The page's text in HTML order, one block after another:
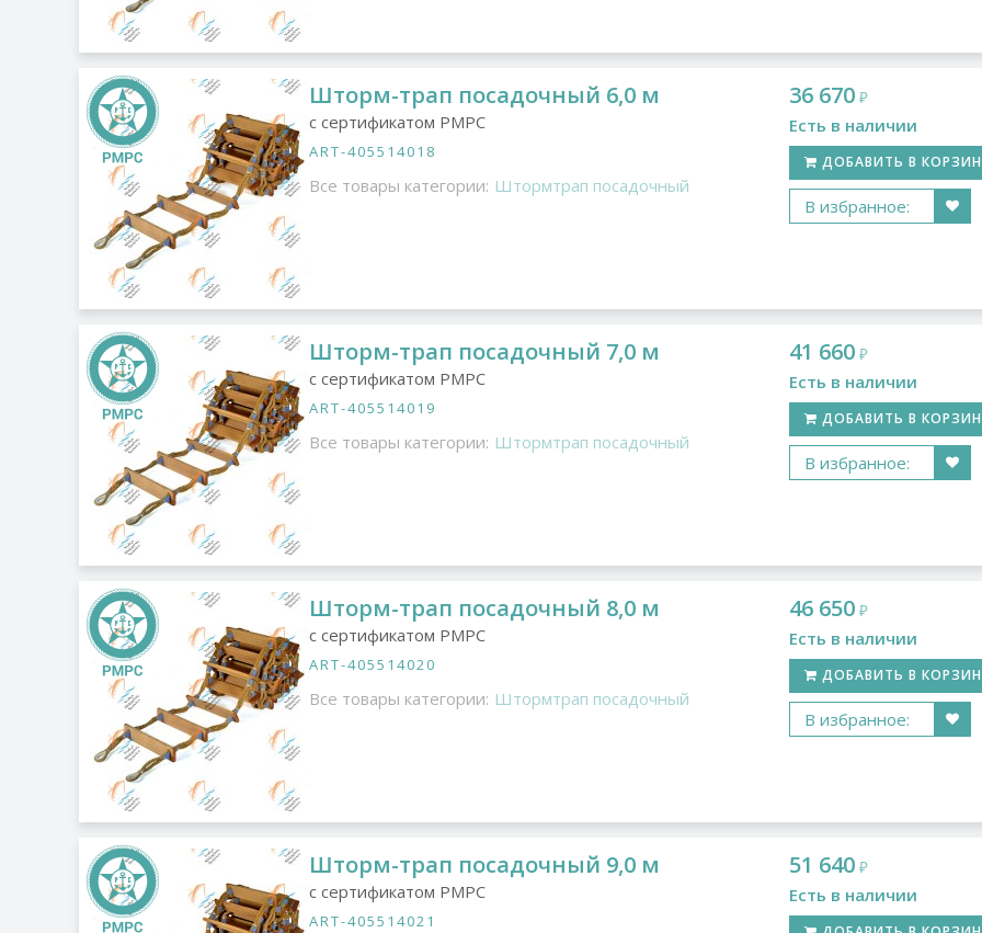
36 670 ₽
Есть в наличии
ДОБАВИТЬ В
В избранное:
Шторм-трап посадочный 6,0 м
с сертификатом РМРС
ART-405514018
Все товары категории: Штормтрап посадочный
41 660 ₽
Есть в наличии
ДОБАВИТЬ В
В избранное:
Шторм-трап посадочный 7,0 м
с сертификатом РМРС
ART-405514019
Все товары категории: Штормтрап посадочный
46 650 ₽
Есть в наличии
ДОБАВИТЬ В
В избранное:
Шторм-трап посадочный 8,0 м
с сертификатом РМРС
ART-405514020
Все товары категории: Штормтрап посадочный
51 640 ₽
Есть в наличии
Шторм-трап посадочный 9,0 м
с сертификатом РМРС
ART-405514021